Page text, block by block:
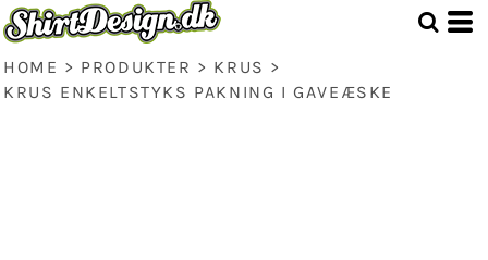
HOME > PRODUKTER > KRUS >
KRUS ENKELTSTYKS PAKNING I GAVEÆSKE